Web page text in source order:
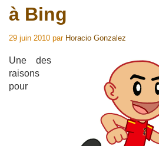
à Bing
29 juin 2010 par Horacio Gonzalez
Une des
raisons
pour